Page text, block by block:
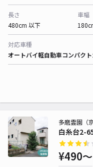
長さ
480cm 以下
車幅
対応車種
オートバイ軽自動車コンパク
白糸台2-
多磨霊園（
¥490〜